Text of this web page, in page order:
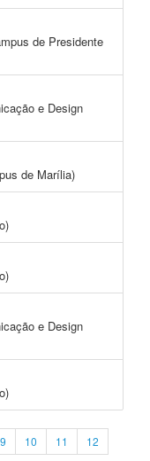
de Presidente
e Design
de Marília)
e Design
9 10 11
12